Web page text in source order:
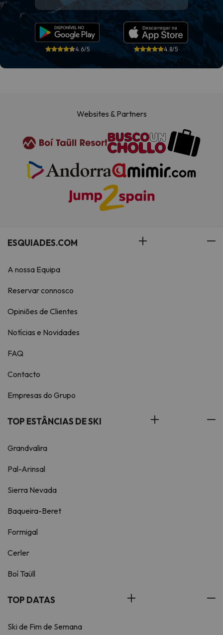
4.6/5 4.8/5
Websites & Partners
ESQUIADES.COM
A nossa Equipa
Reservar connosco
Opiniões de Clientes
Notícias e Novidades
FAQ
Contacto
Empresas do Grupo
TOP ESTÂNCIAS DE SKI
Grandvalira
Pal-Arinsal
Sierra Nevada
Baqueira-Beret
Formigal
Cerler
Boí Taüll
TOP DATAS
Ski de Fim de Semana